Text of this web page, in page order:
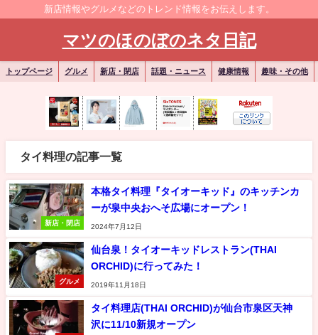
新店情報やグルメなどのトレンド情報をお伝えします。
マツのほのぼのネタ日記
トップページ グルメ 新店・閉店 話題・ニュース 健康情報 趣味・その他
タイ料理の記事一覧
新店・閉店
本格タイ料理『タイオーキッド』のキッチンカ
ーが泉中央おへそ広場にオープン！
2024年7月12日
グルメ
仙台泉！タイオーキッドレストラン(THAI
ORCHID)に行ってみた！
2019年11月18日
タイ料理店(THAI ORCHID)が仙台市泉区天神
沢に11/10新規オープン